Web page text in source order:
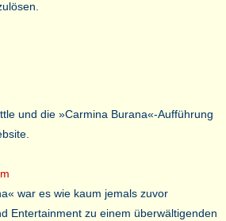
und die »Carmina Burana«-Aufführung
war es wie kaum jemals zuvor
Entertainment zu einem überwältigenden